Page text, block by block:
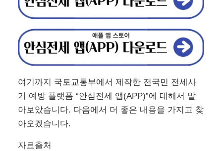
여기까지 국토교통부에서 제작한 전국민 전세사
기 예방 플랫폼 “안심전세 앱(APP)”에 대해서 알
아보았습니다. 다음에서 더 좋은 내용을 가지고 찾
아오겠습니다.
자료출처